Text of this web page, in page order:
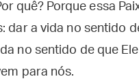
quê? Porque essa
dar a vida no sentido
no sentido de que
para nós.